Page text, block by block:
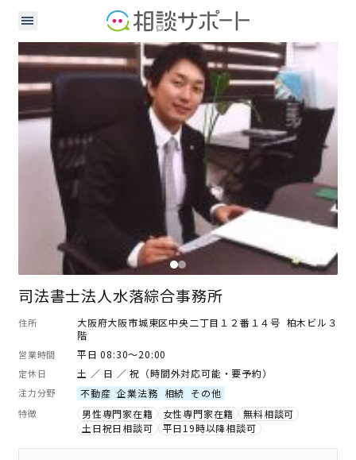
行政書士
司法書士法人水落綜合事務所
住所
大阪府大阪市城東区中央二丁目１２番１４号 柏木ビル３
階
営業時間 平日 08:30～20:00
定休日 土 ／ 日 ／ 祝（時間外対応可能・要予約）
注力分野 不動産 企業法務 相続 その他
特徴 男性専門家在籍 女性専門家在籍
無料相談可
土日祝日相談可
平日19時以降相談可